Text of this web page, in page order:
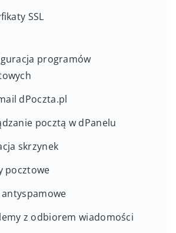
SSL
programów
dPoczta.pl
pocztą w dPanelu
skrzynek
pocztowe
z odbiorem wiadomości